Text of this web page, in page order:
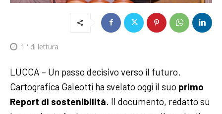
1 ' di lettura
LUCCA – Un passo decisivo verso il futuro.
Cartografica Galeotti ha svelato oggi il suo primo
Report di sostenibilità. Il documento, redatto su